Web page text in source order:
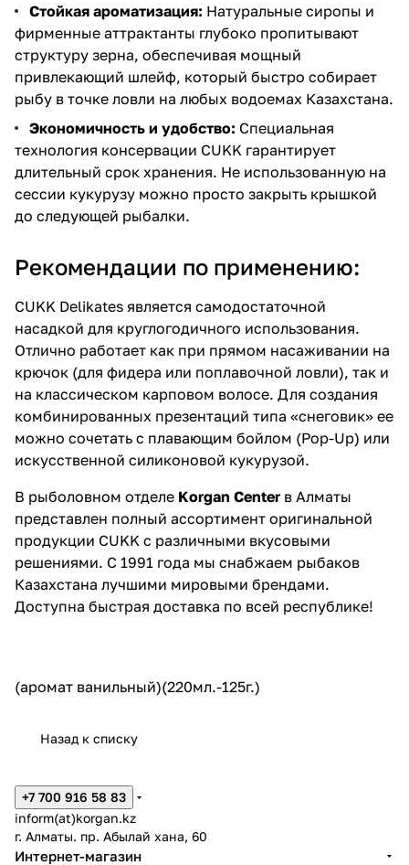
Стойкая ароматизация: Натуральные сиропы и
фирменные аттрактанты глубоко пропитывают
структуру зерна, обеспечивая мощный
привлекающий шлейф, который быстро собирает
рыбу в точке ловли на любых водоемах Казахстана.
Экономичность и удобство: Специальная
технология консервации CUKK гарантирует
длительный срок хранения. Не использованную на
сессии кукурузу можно просто закрыть крышкой
до следующей рыбалки.
Рекомендации по применению:
CUKK Delikates является самодостаточной
насадкой для круглогодичного использования.
Отлично работает как при прямом насаживании на
крючок (для фидера или поплавочной ловли), так и
на классическом карповом волосе. Для создания
комбинированных презентаций типа «снеговик» ее
можно сочетать с плавающим бойлом (Pop-Up) или
искусственной силиконовой кукурузой.
В рыболовном отделе Korgan Center в Алматы
представлен полный ассортимент оригинальной
продукции CUKK с различными вкусовыми
решениями. С 1991 года мы снабжаем рыбаков
Казахстана лучшими мировыми брендами.
Доступна быстрая доставка по всей республике!
(аромат ванильный)(220мл.-125г.)
Назад к списку
+7 700 916 58 83
inform(at)korgan.kz
г. Алматы. пр. Абылай хана, 60
Интернет-магазин